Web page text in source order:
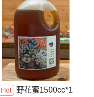
野花蜜1500cc*1